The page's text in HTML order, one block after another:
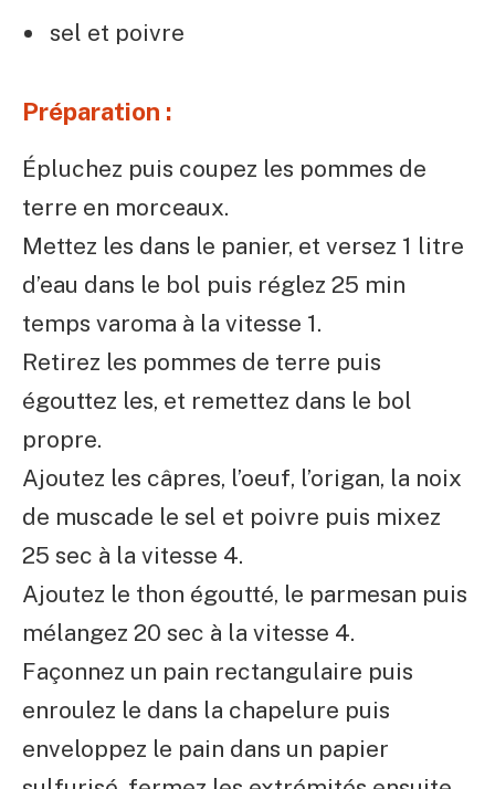
sel et poivre
Préparation :
Épluchez puis coupez les pommes de
terre en morceaux.
Mettez les dans le panier, et versez 1 litre
d’eau dans le bol puis réglez 25 min
temps varoma à la vitesse 1.
Retirez les pommes de terre puis
égouttez les, et remettez dans le bol
propre.
Ajoutez les câpres, l’oeuf, l’origan, la noix
de muscade le sel et poivre puis mixez
25 sec à la vitesse 4.
Ajoutez le thon égoutté, le parmesan puis
mélangez 20 sec à la vitesse 4.
Façonnez un pain rectangulaire puis
enroulez le dans la chapelure puis
enveloppez le pain dans un papier